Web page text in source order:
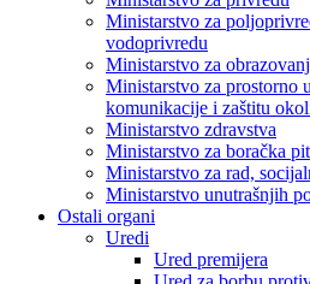
Ministarstvo za
vodoprivredu
Ministarstvo za
Ministarstvo za prostorno
komunikacije i zaštitu
Ministarstvo zdravstva
Ministarstvo za boračka
Ministarstvo za rad,
Ministarstvo unutrašnjih
Ostali organi
Uredi
Ured premijera